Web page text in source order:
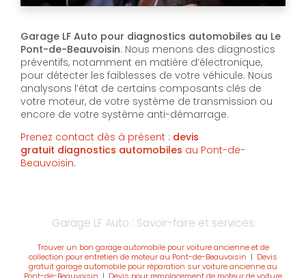
Garage LF Auto pour diagnostics automobiles au Le
Pont-de-Beauvoisin. Nous menons des diagnostics
préventifs, notamment en matière d’électronique,
pour détecter les faiblesses de votre véhicule. Nous
analysons l’état de certains composants clés de
votre moteur, de votre système de transmission ou
encore de votre système anti-démarrage.
Prenez contact dès à présent : devis
gratuit diagnostics automobiles au Pont-de-
Beauvoisin.
Garage LF Auto : Savoir-faire et services
Trouver un bon garage automobile pour voiture ancienne et de
collection pour entretien de moteur au Pont-de-Beauvoisin | Devis
gratuit garage automobile pour réparation sur voiture ancienne au